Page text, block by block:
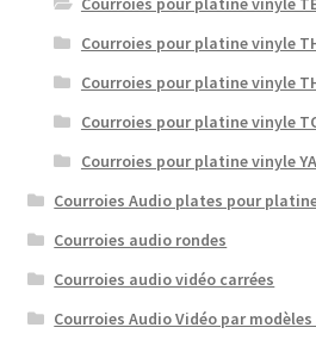
Courroies pour platine vinyle
Courroies pour platine vinyle
Courroies pour platine vinyle
Courroies pour platine vinyle
Courroies Audio plates pour
Courroies audio rondes
Courroies audio vidéo carrées
Courroies Audio Vidéo par